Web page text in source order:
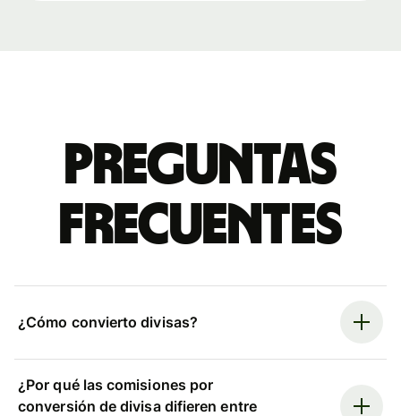
Preguntas
frecuentes
¿Cómo convierto divisas?
¿Por qué las comisiones por
conversión de divisa difieren entre